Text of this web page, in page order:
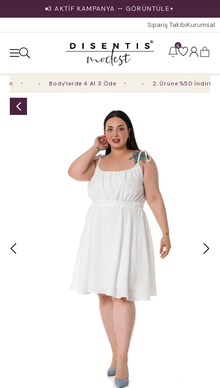
3 AKTİF KAMPANYA — GÖRÜNTÜLE ▼
Sipariş TakibiKurumsal
6
Body'lerde 4 Al 3 Öde 2. Ürüne %50 İndirim